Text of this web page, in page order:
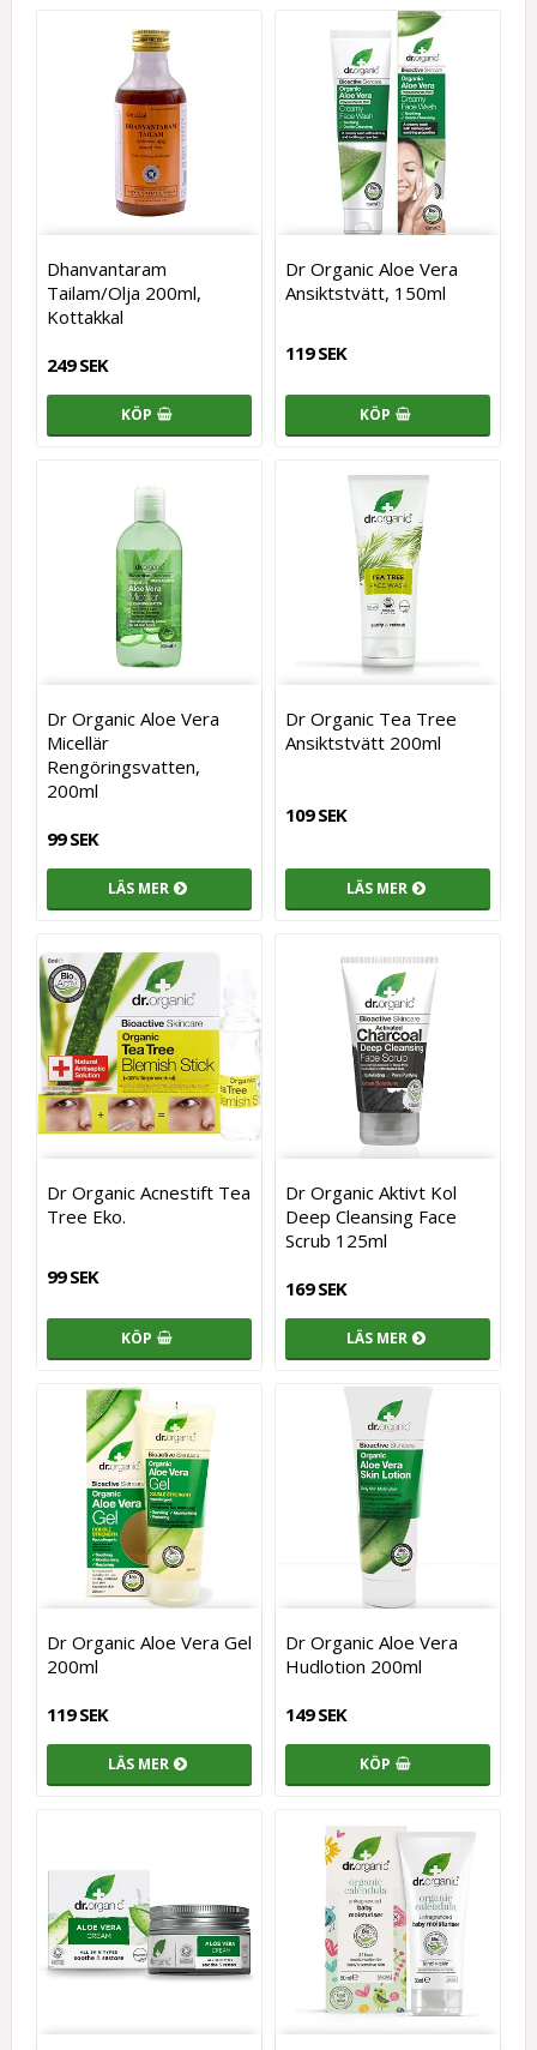
Dhanvantaram
Tailam/Olja 200ml,
Kottakkal
249 SEK
KÖP
Dr Organic Aloe Vera
Ansiktstvätt, 150ml
119 SEK
KÖP
Dr Organic Aloe Vera
Micellär
Rengöringsvatten,
200ml
99 SEK
LÄS MER
Dr Organic Tea Tree
Ansiktstvätt 200ml
109 SEK
LÄS MER
Dr Organic Acnestift Tea
Tree Eko.
99 SEK
KÖP
Dr Organic Aktivt Kol
Deep Cleansing Face
Scrub 125ml
169 SEK
LÄS MER
Dr Organic Aloe Vera Gel
200ml
119 SEK
LÄS MER
Dr Organic Aloe Vera
Hudlotion 200ml
149 SEK
KÖP